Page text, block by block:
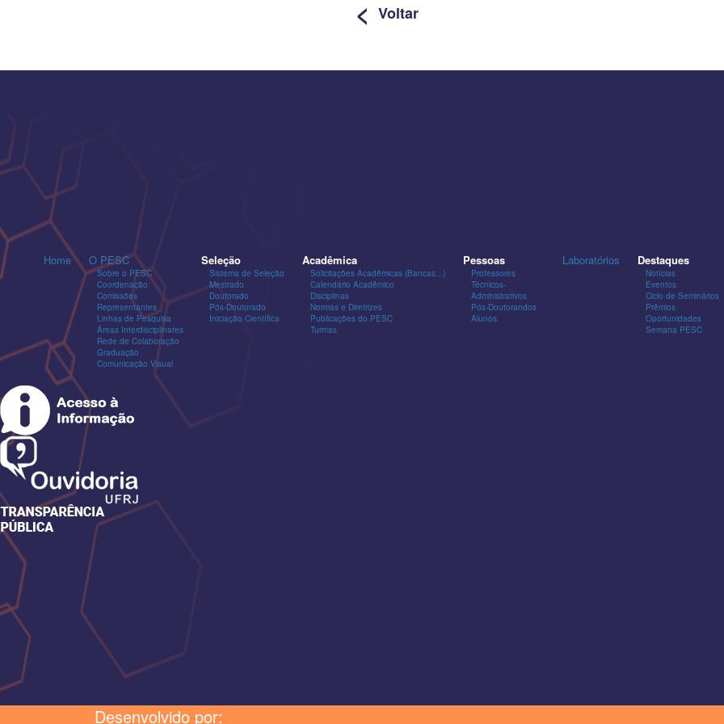
< Voltar
Home O PESC
Sobre o PESC
Coordenação
Comissões
Representantes
Linhas de Pesquisa
Áreas Interdisciplinares
Rede de Colaboração
Graduação
Comunicação Visual
Seleção
Sistema de Seleção
Mestrado
Doutorado
Pós-Doutorado
Iniciação Científica
Acadêmica
Solicitações Acadêmicas (Bancas...)
Calendário Acadêmico
Disciplinas
Normas e Diretrizes
Publicações do PESC
Turmas
Pessoas
Professores
Técnicos-
Administrativos
Pós-Doutorandos
Alunos
Laboratórios Destaques
Notícias
Eventos
Ciclo de Seminários
Prêmios
Oportunidades
Semana PESC
Desenvolvido por: